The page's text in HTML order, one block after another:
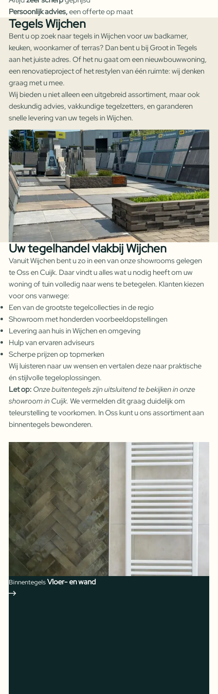
Persoonlijk advies,een offerte op maat
Tegels Wijchen
Bent u op zoek naar tegels in Wijchen voor uw badkamer,
keuken, woonkamer of terras? Dan bent u bij Groot in Tegels
aan het juiste adres. Of het nu gaat om een nieuwbouwwoning,
een renovatieproject of het restylen van één ruimte: wij denken
graag met u mee.
Wij bieden u niet alleen een uitgebreid assortiment, maar ook
deskundig advies, vakkundige tegelzetters, en garanderen
snelle levering van uw tegels in Wijchen.
Uw tegelhandel vlakbij Wijchen
Vanuit Wijchen bent u zo in een van onze showrooms gelegen
te Oss en Cuijk. Daar vindt u alles wat u nodig heeft om uw
woning of tuin volledig naar wens te betegelen. Klanten kiezen
voor ons vanwege:
Een van de grootste tegelcollecties in de regio
Showroom met honderden voorbeeldopstellingen
Levering aan huis in Wijchen en omgeving
Hulp van ervaren adviseurs
Scherpe prijzen op topmerken
Wij luisteren naar uw wensen en vertalen deze naar praktische
én stijlvolle tegeloplossingen.
Let op: Onze buitentegels zijn uitsluitend te bekijken in onze
showroom in Cuijk. We vermelden dit graag duidelijk om
teleurstelling te voorkomen. In Oss kunt u ons assortiment aan
binnentegels bewonderen.
BinnentegelsVloer- en wand